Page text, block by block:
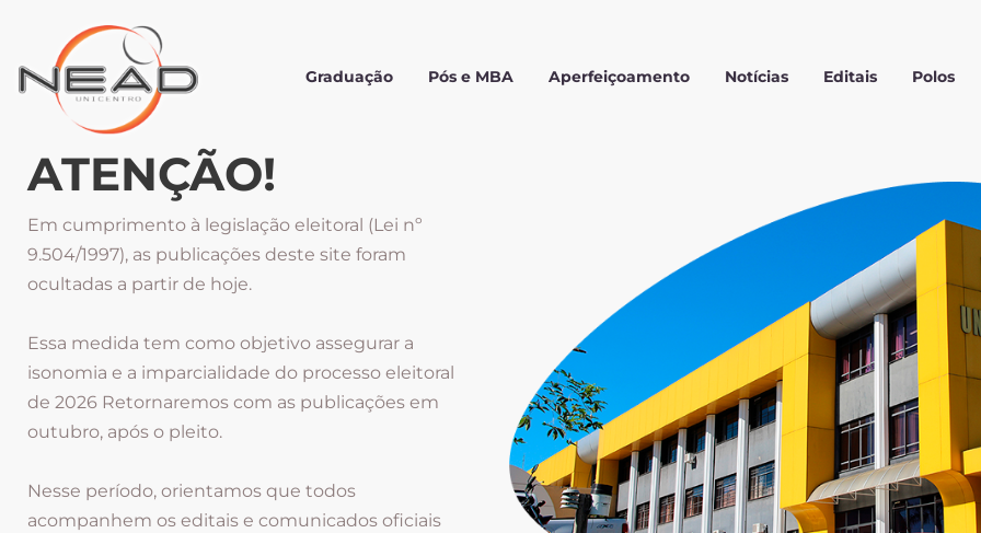
Graduação Pós e MBA Aperfeiçoamento Notícias Editais Polos
ATENÇÃO!
Em cumprimento à legislação eleitoral (Lei nº
9.504/1997), as publicações deste site foram
ocultadas a partir de hoje.
Essa medida tem como objetivo assegurar a
isonomia e a imparcialidade do processo eleitoral
de 2026 Retornaremos com as publicações em
outubro, após o pleito.
Nesse período, orientamos que todos
acompanhem os editais e comunicados oficiais